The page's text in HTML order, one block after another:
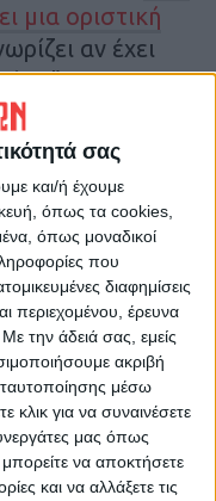
σας
και/ή έχουμε
όπως τα cookies,
όπως μοναδικοί
που
διαφημίσεις
περιεχομένου, έρευνα
Με την άδειά σας, εμείς
ακριβή
μέσω
για να συναινέσετε
μας όπως
να αποκτήσετε
και να αλλάξετε τις
μια οριστική
αν έχει
του
με την
ΗΠΑ
τηλεφωνική
του
προσπάθεια
ρωσική